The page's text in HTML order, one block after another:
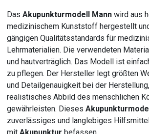
DasAkupunkturmodell Mann wird aus
medizinischem Kunststoff hergestellt
gängigen Qualitätsstandards für
Lehrmaterialien. Die verwendeten
und hautverträglich. Das Modell ist
zu pflegen. Der Hersteller legt größten
und Detailgenauigkeit bei der
realistisches Abbild des menschlichen
gewährleisten. Dieses
zuverlässiges und langlebiges
mitAkupunktur befassen.